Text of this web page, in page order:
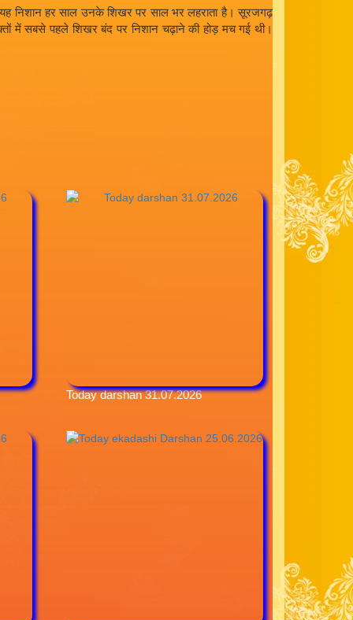
यह निशान हर साल उनके शिखर पर साल भर लहराता है। सूरजगढ़
में सबसे पहले शिखर बंद पर निशान चढ़ाने की होड़ मच गई थी।
Today darshan 31.07.2026